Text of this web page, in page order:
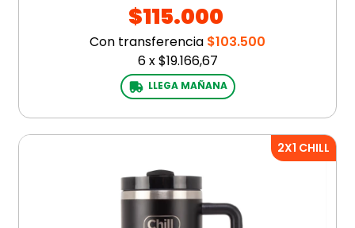
$115.000
Con transferencia $103.500
6x$19.166,67
LLEGA MAÑANA
2X1 CHILL